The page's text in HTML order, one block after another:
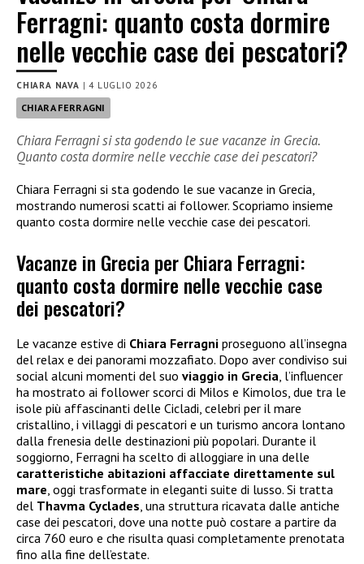
Ferragni: quanto costa dormire
nelle vecchie case dei pescatori?
CHIARA NAVA |4 LUGLIO 2026
CHIARA FERRAGNI
Chiara Ferragni si sta godendo le sue vacanze in Grecia.
Quanto costa dormire nelle vecchie case dei pescatori?
Chiara Ferragni si sta godendo le sue vacanze in Grecia,
mostrando numerosi scatti ai follower. Scopriamo insieme
quanto costa dormire nelle vecchie case dei pescatori.
Vacanze in Grecia per Chiara Ferragni:
quanto costa dormire nelle vecchie case
dei pescatori?
Le vacanze estive di Chiara Ferragni proseguono all’insegna
del relax e dei panorami mozzafiato. Dopo aver condiviso sui
social alcuni momenti del suo viaggio in Grecia, l’influencer
ha mostrato ai follower scorci di Milos e Kimolos, due tra le
isole più affascinanti delle Cicladi, celebri per il mare
cristallino, i villaggi di pescatori e un turismo ancora lontano
dalla frenesia delle destinazioni più popolari. Durante il
soggiorno, Ferragni ha scelto di alloggiare in una delle
caratteristiche abitazioni affacciate direttamente sul
mare, oggi trasformate in eleganti suite di lusso. Si tratta
del Thavma Cyclades, una struttura ricavata dalle antiche
case dei pescatori, dove una notte può costare a partire da
circa 760 euro e che risulta quasi completamente prenotata
fino alla fine dell’estate.